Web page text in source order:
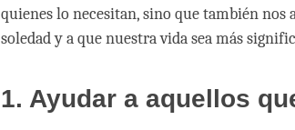
quienes lo necesitan, sino que también
soledad y a que nuestra vida sea más
1. Ayudar a aquellos